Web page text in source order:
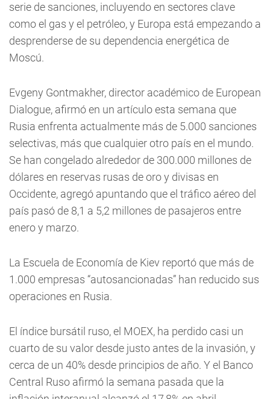
serie de sanciones, incluyendo en sectores clave
como el gas y el petróleo, y Europa está empezando a
desprenderse de su dependencia energética de
Moscú.
Evgeny Gontmakher, director académico de European
Dialogue, afirmó en un artículo esta semana que
Rusia enfrenta actualmente más de 5.000 sanciones
selectivas, más que cualquier otro país en el mundo.
Se han congelado alrededor de 300.000 millones de
dólares en reservas rusas de oro y divisas en
Occidente, agregó apuntando que el tráfico aéreo del
país pasó de 8,1 a 5,2 millones de pasajeros entre
enero y marzo.
La Escuela de Economía de Kiev reportó que más de
1.000 empresas “autosancionadas” han reducido sus
operaciones en Rusia.
El índice bursátil ruso, el MOEX, ha perdido casi un
cuarto de su valor desde justo antes de la invasión, y
cerca de un 40% desde principios de año. Y el Banco
Central Ruso afirmó la semana pasada que la